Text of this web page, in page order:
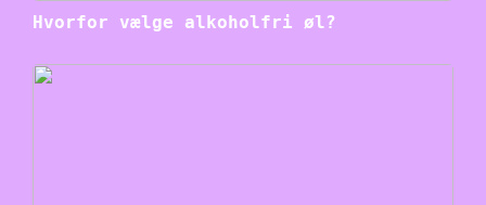
Hvorfor vælge alkoholfri øl?